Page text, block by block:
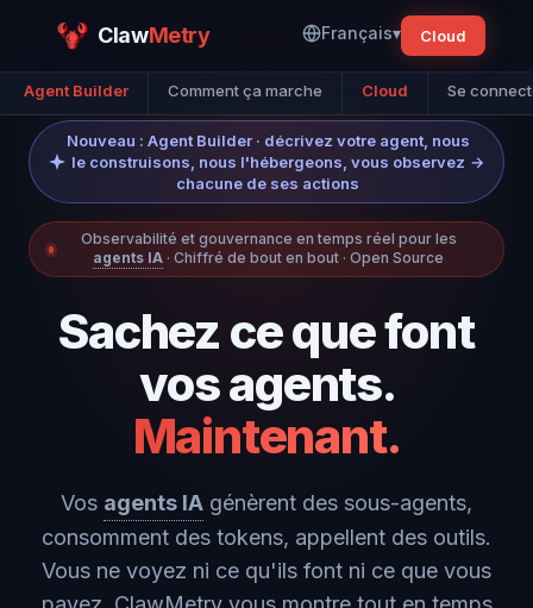
ClawMetry Français▾ Cloud
Agent Builder Comment ça marche Cloud Se
Nouveau : Agent Builder · décrivez votre agent, nous
le construisons, nous l'hébergeons, vous observez
chacune de ses actions
→
Observabilité et gouvernance en temps réel pour les
agents IA · Chiffré de bout en bout · Open Source
Sachez ce que font
vos agents.
Maintenant.
Vos agents IA génèrent des sous-agents,
consomment des tokens, appellent des outils.
Vous ne voyez ni ce qu'ils font ni ce que vous